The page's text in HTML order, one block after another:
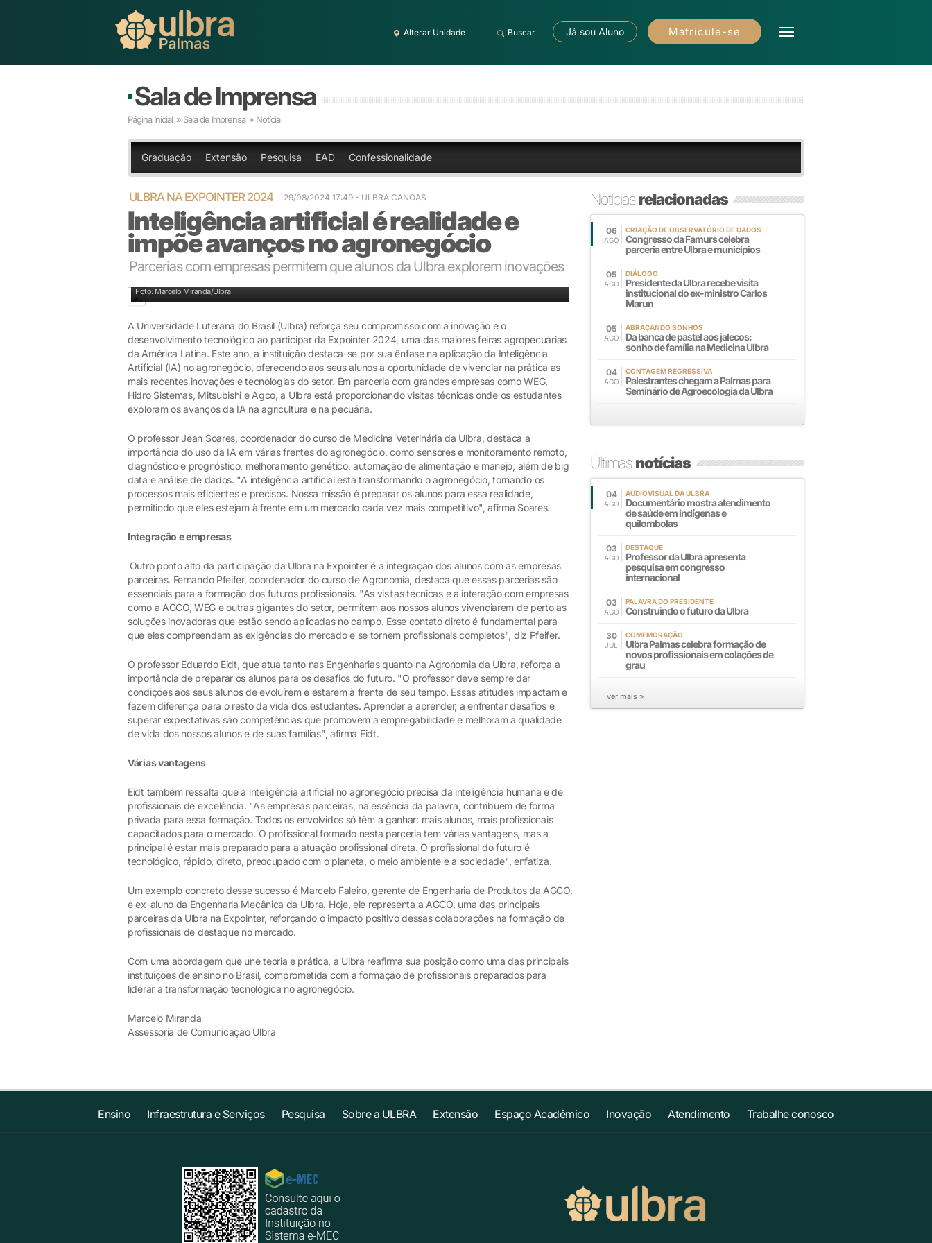
Alterar Unidade Buscar Já sou Aluno Matricule-se
Sala de Imprensa
Página Inicial » Sala de Imprensa » Notícia
Graduação Extensão Pesquisa EAD Confessionalidade
ULBRA NA EXPOINTER 2024 29/08/2024 17:49 - ULBRA CANOAS
Inteligência artificial é realidade e
impõe avanços no agronegócio
Parcerias com empresas permitem que alunos da Ulbra explorem inovações
Foto: Marcelo Miranda/Ulbra
A Universidade Luterana do Brasil (Ulbra) reforça seu compromisso com a inovação e o
desenvolvimento tecnológico ao participar da Expointer 2024, uma das maiores feiras agropecuárias
da América Latina. Este ano, a instituição destaca-se por sua ênfase na aplicação da Inteligência
Artificial (IA) no agronegócio, oferecendo aos seus alunos a oportunidade de vivenciar na prática as
mais recentes inovações e tecnologias do setor. Em parceria com grandes empresas como WEG,
Hidro Sistemas, Mitsubishi e Agco, a Ulbra está proporcionando visitas técnicas onde os estudantes
exploram os avanços da IA na agricultura e na pecuária.
O professor Jean Soares, coordenador do curso de Medicina Veterinária da Ulbra, destaca a
importância do uso da IA em várias frentes do agronegócio, como sensores e monitoramento remoto,
diagnóstico e prognóstico, melhoramento genético, automação de alimentação e manejo, além de big
data e análise de dados. "A inteligência artificial está transformando o agronegócio, tornando os
processos mais eficientes e precisos. Nossa missão é preparar os alunos para essa realidade,
permitindo que eles estejam à frente em um mercado cada vez mais competitivo", afirma Soares.
Integração e empresas
Outro ponto alto da participação da Ulbra na Expointer é a integração dos alunos com as empresas
parceiras. Fernando Pfeifer, coordenador do curso de Agronomia, destaca que essas parcerias são
essenciais para a formação dos futuros profissionais. "As visitas técnicas e a interação com empresas
como a AGCO, WEG e outras gigantes do setor, permitem aos nossos alunos vivenciarem de perto as
soluções inovadoras que estão sendo aplicadas no campo. Esse contato direto é fundamental para
que eles compreendam as exigências do mercado e se tornem profissionais completos", diz Pfeifer.
O professor Eduardo Eidt, que atua tanto nas Engenharias quanto na Agronomia da Ulbra, reforça a
importância de preparar os alunos para os desafios do futuro. "O professor deve sempre dar
condições aos seus alunos de evoluírem e estarem à frente de seu tempo. Essas atitudes impactam e
fazem diferença para o resto da vida dos estudantes. Aprender a aprender, a enfrentar desafios e
superar expectativas são competências que promovem a empregabilidade e melhoram a qualidade
de vida dos nossos alunos e de suas famílias", afirma Eidt.
Várias vantagens
Eidt também ressalta que a inteligência artificial no agronegócio precisa da inteligência humana e de
profissionais de excelência. "As empresas parceiras, na essência da palavra, contribuem de forma
privada para essa formação. Todos os envolvidos só têm a ganhar: mais alunos, mais profissionais
capacitados para o mercado. O profissional formado nesta parceria tem várias vantagens, mas a
principal é estar mais preparado para a atuação profissional direta. O profissional do futuro é
tecnológico, rápido, direto, preocupado com o planeta, o meio ambiente e a sociedade", enfatiza.
Um exemplo concreto desse sucesso é Marcelo Faleiro, gerente de Engenharia de Produtos da AGCO,
e ex-aluno da Engenharia Mecânica da Ulbra. Hoje, ele representa a AGCO, uma das principais
parceiras da Ulbra na Expointer, reforçando o impacto positivo dessas colaborações na formação de
profissionais de destaque no mercado.
Com uma abordagem que une teoria e prática, a Ulbra reafirma sua posição como uma das principais
instituições de ensino no Brasil, comprometida com a formação de profissionais preparados para
liderar a transformação tecnológica no agronegócio.
Marcelo Miranda
Assessoria de Comunicação Ulbra
Notíciasrelacionadas
06
AGO
CRIAÇÃO DE OBSERVATÓRIO DE DADOS
Congresso da Famurs celebra
parceria entre Ulbra e municípios
05
AGO
DIÁLOGO
Presidente da Ulbra recebe visita
institucional do ex-ministro Carlos
Marun
05
AGO
ABRAÇANDO SONHOS
Da banca de pastel aos jalecos:
sonho de família na Medicina Ulbra
04
AGO
CONTAGEM REGRESSIVA
Palestrantes chegam a Palmas para
Seminário de Agroecologia da Ulbra
Últimasnotícias
04
AGO
AUDIOVISUAL DA ULBRA
Documentário mostra atendimento
de saúde em indígenas e
quilombolas
03
AGO
DESTAQUE
Professor da Ulbra apresenta
pesquisa em congresso
internacional
03
AGO
PALAVRA DO PRESIDENTE
Construindo o futuro da Ulbra
30
JUL
COMEMORAÇÃO
Ulbra Palmas celebra formação de
novos profissionais em colações de
grau
ver mais »
Ensino Infraestrutura e Serviços Pesquisa Sobre a ULBRA Extensão Espaço Acadêmico Inovação Atendimento Trabalhe conosco